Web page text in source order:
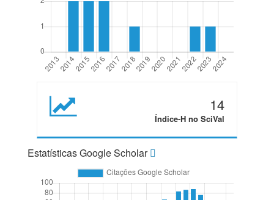
14
Índice-H no SciVal
Estatísticas Google Scholar